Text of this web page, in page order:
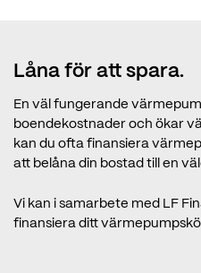
Låna för att spara.
En väl fungerande
boendekostnader och ökar
kan du ofta finansiera
att belåna din bostad till en
Vi kan i samarbete med LF
finansiera ditt